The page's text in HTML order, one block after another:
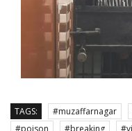
TAGS: #muzaffarnagar
#poison
#breaking